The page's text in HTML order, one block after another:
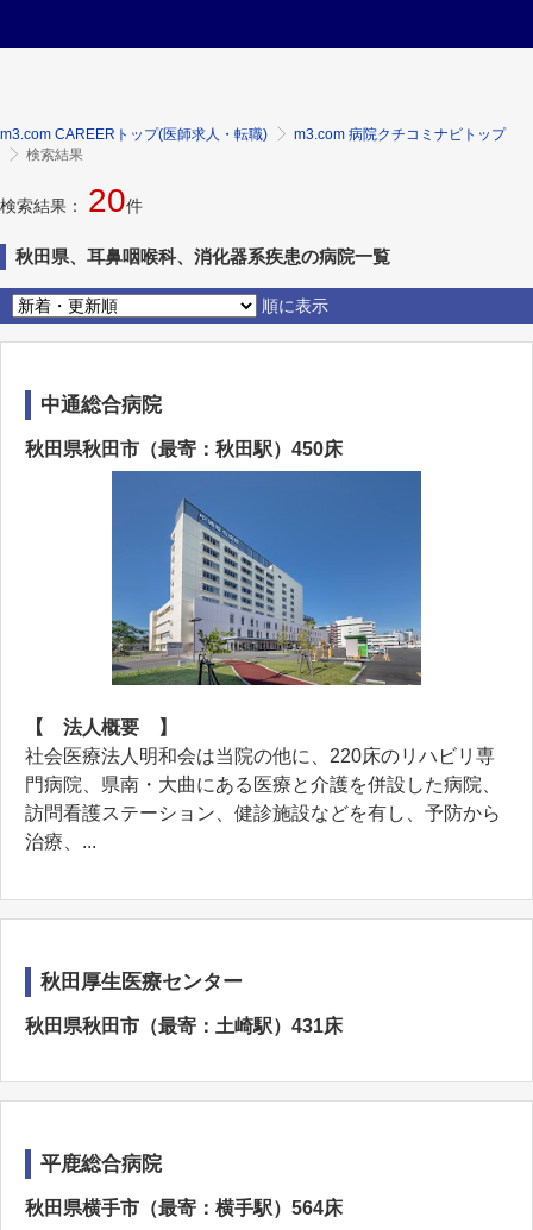
m3.com CAREERトップ(医師求人・転職)
m3.com 病院クチコミナビトップ
検索結果
検索結果： 20件
秋田県、耳鼻咽喉科、消化器系疾患の病院一覧
順に表示
中通総合病院
秋田県秋田市（最寄：秋田駅）450床
【 法人概要 】
社会医療法人明和会は当院の他に、220床のリハビリ専
門病院、県南・大曲にある医療と介護を併設した病院、
訪問看護ステーション、健診施設などを有し、予防から
治療、...
秋田厚生医療センター
秋田県秋田市（最寄：土崎駅）431床
平鹿総合病院
秋田県横手市（最寄：横手駅）564床